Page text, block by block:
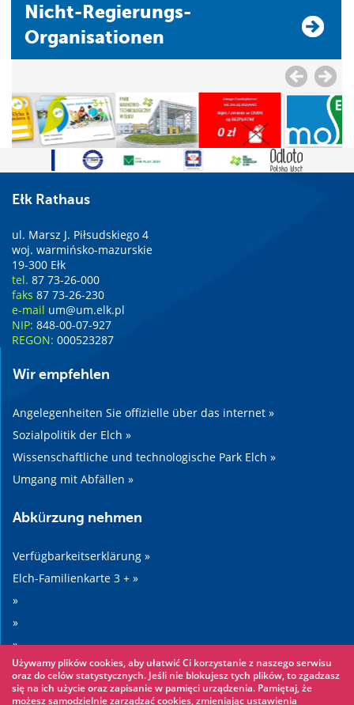
Nicht-Regierungs-
Organisationen
Ełk Rathaus
ul. Marsz J. Piłsudskiego 4
woj. warmińsko-mazurskie
19-300 Ełk
tel. 87 73-26-000
faks 87 73-26-230
e-mail um@um.elk.pl
NIP: 848-00-07-927
REGON: 000523287
Wir empfehlen
Angelegenheiten Sie offizielle über das internet »
Sozialpolitik der Elch »
Wissenschaftliche und technologische Park Elch »
Umgang mit Abfällen »
Abkürzung nehmen
Verfügbarkeitserklärung »
Elch-Familienkarte 3 + »
»
»
»
»
Używamy plików cookies, aby ułatwić Ci korzystanie z naszego serwisu
oraz do celów statystycznych. Jeśli nie blokujesz tych plików, to zgadzasz
się na ich użycie oraz zapisanie w pamięci urządzenia. Pamiętaj, że
możesz samodzielnie zarządzać cookies, zmieniając ustawienia